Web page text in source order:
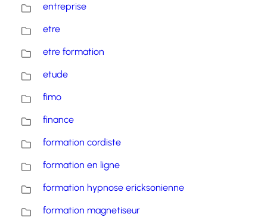
entreprise
etre
etre formation
etude
fimo
finance
formation cordiste
formation en ligne
formation hypnose ericksonienne
formation magnetiseur